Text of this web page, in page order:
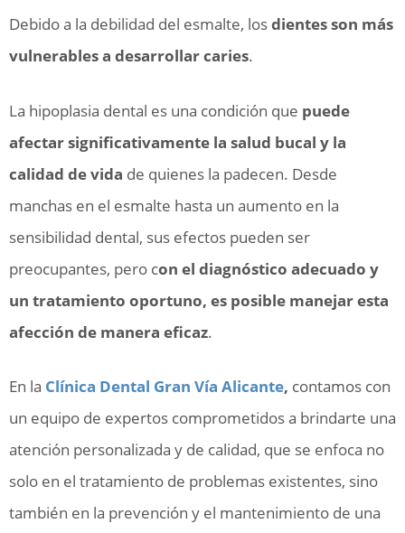
Debido a la debilidad del esmalte, losdientes son más
vulnerables a desarrollar caries.
La hipoplasia dental es una condición que puede
afectar significativamente la salud bucal y la
calidad de vida de quienes la padecen. Desde
manchas en el esmalte hasta un aumento en la
sensibilidad dental, sus efectos pueden ser
preocupantes, pero con el diagnóstico adecuado y
un tratamiento oportuno, es posible manejar esta
afección de manera eficaz.
En la Clínica Dental Gran Vía Alicante, contamos con
un equipo de expertos comprometidos a brindarte una
atención personalizada y de calidad, que se enfoca no
solo en el tratamiento de problemas existentes, sino
también en la prevención y el mantenimiento de una